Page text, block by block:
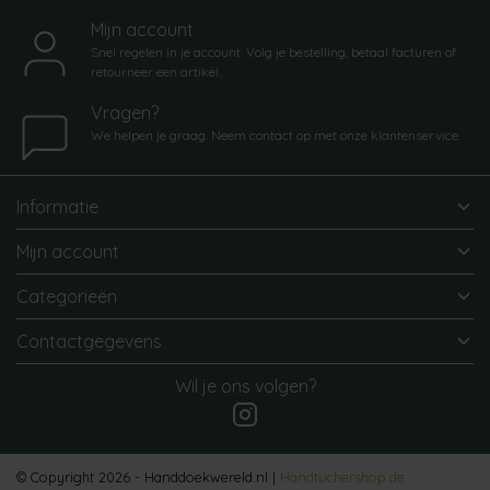
Mijn account
Snel regelen in je account. Volg je bestelling, betaal facturen of
retourneer een artikel.
Vragen?
We helpen je graag. Neem contact op met onze klantenservice.
Informatie
Mijn account
Categorieën
Contactgegevens
Wil je ons volgen?
© Copyright 2026 - Handdoekwereld.nl | Handtuchershop.de